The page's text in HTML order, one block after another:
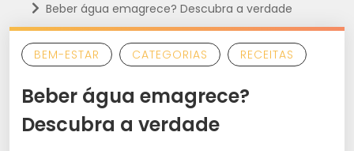
Beber água emagrece? Descubra a verdade
BEM-ESTAR CATEGORIAS RECEITAS
Beber água emagrece?
Descubra a verdade